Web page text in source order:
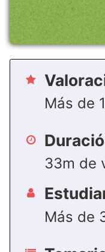
Más de
33m de
Más de